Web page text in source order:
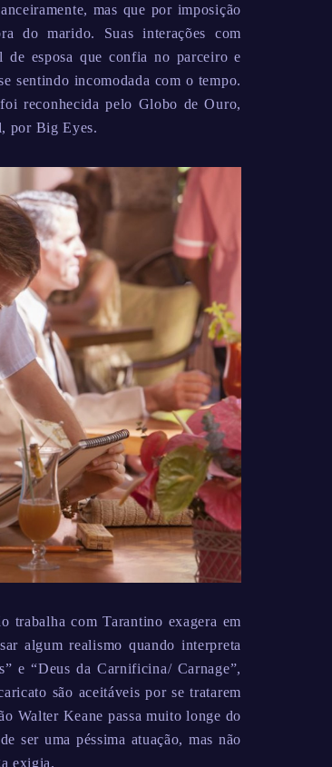
mas que por imposição
do marido. Suas interações com
de esposa que confia no parceiro e
sentindo incomodada com o tempo.
reconhecida pelo Globo de Ouro,
por Big Eyes.
trabalha com Tarantino exagera em
algum realismo quando interpreta
e “Deus da Carnificina/ Carnage”,
são aceitáveis por se tratarem
Walter Keane passa muito longe do
ser uma péssima atuação, mas não
exigia.